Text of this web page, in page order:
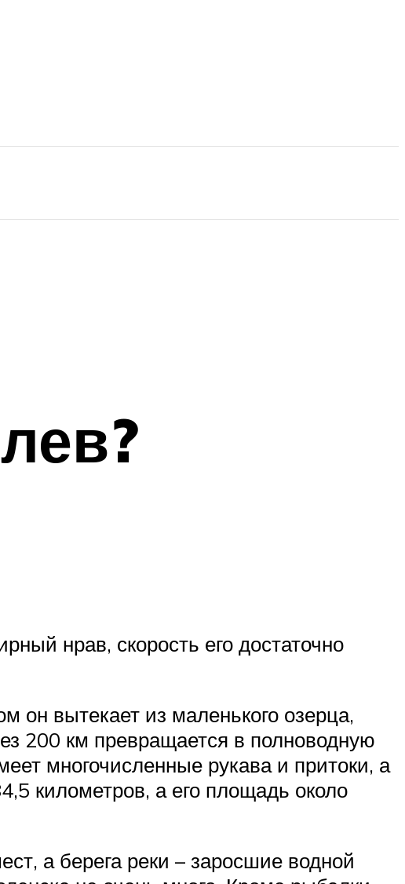
нрав, скорость его достаточно
он вытекает из маленького озерца,
200 км превращается в полноводную
многочисленные рукава и притоки, а
километров, а его площадь около
а берега реки – заросшие водной